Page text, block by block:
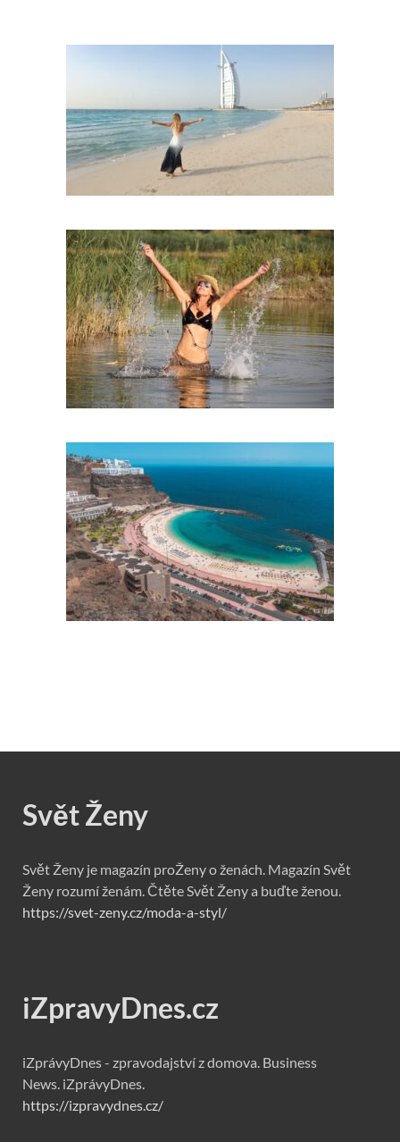
Svět Ženy
Svět Ženy je magazín proŽeny o ženách. Magazín Svět
Ženy rozumí ženám. Čtěte Svět Ženy a buďte ženou.
https://svet-zeny.cz/moda-a-styl/
iZpravyDnes.cz
iZprávyDnes - zpravodajství z domova. Business
News. iZprávyDnes.
https://izpravydnes.cz/